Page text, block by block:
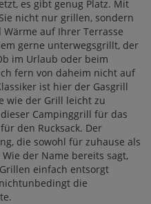
es gibt genug Platz. Mit
nicht nur grillen, sondern
auf Ihrer Terrasse
gerne unterwegsgrillt, der
im Urlaub oder beim
fern von daheim nicht auf
ist hier der Gasgrill
wie der Grill leicht zu
Campinggrill für das
den Rucksack. Der
die sowohl für zuhause als
der Name bereits sagt,
einfach entsorgt
die